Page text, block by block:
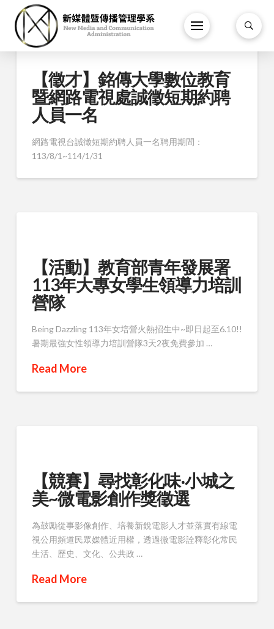
【徵才】銘傳大學數位教育
暨網路電視處誠徵短期約聘
人員一名
網路電視台誠徵短期約聘人員一名聘用期間：
113/8/1~114/1/31
【活動】教育部青年發展署
113年大專女學生領導力培訓
營隊
Being Dazzling 113年女培營火熱招生中~即日起至6.10!!
暑期最強女性領導力培訓營隊3天2夜免費參加 …
Read More
【競賽】尋找彰化味‧小城之
美~微電影創作獎徵選
為鼓勵從事影像創作、培養新銳電影人才並落實有線電
視公用頻道民眾媒體近用權，透過微電影詮釋彰化常民
生活、歷史、文化、公共政 …
Read More